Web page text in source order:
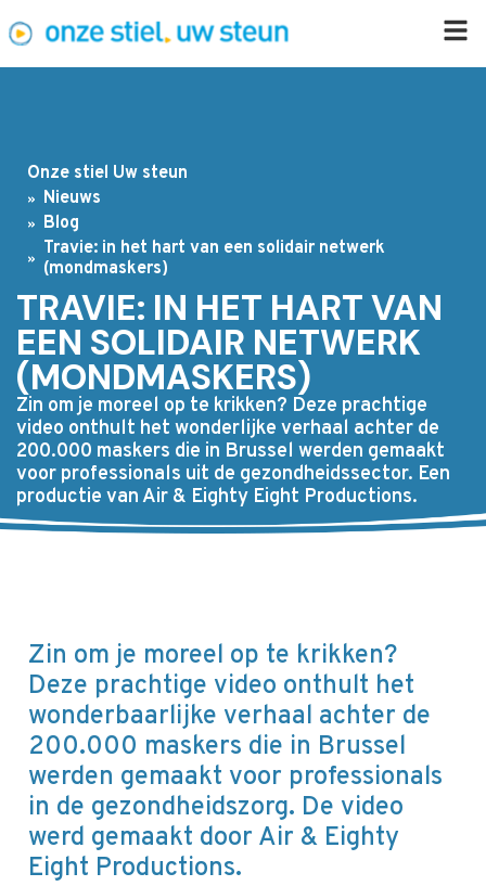
Onze stiel Uw steun
Nieuws
Blog
Travie: in het hart van een solidair netwerk
(mondmaskers)
TRAVIE: IN HET HART VAN
EEN SOLIDAIR NETWERK
(MONDMASKERS)
Zin om je moreel op te krikken? Deze prachtige
video onthult het wonderlijke verhaal achter de
200.000 maskers die in Brussel werden gemaakt
voor professionals uit de gezondheidssector. Een
productie van Air & Eighty Eight Productions.
Zin om je moreel op te krikken?
Deze prachtige video onthult het
wonderbaarlijke verhaal achter de
200.000 maskers die in Brussel
werden gemaakt voor professionals
in de gezondheidszorg. De video
werd gemaakt door Air & Eighty
Eight Productions.